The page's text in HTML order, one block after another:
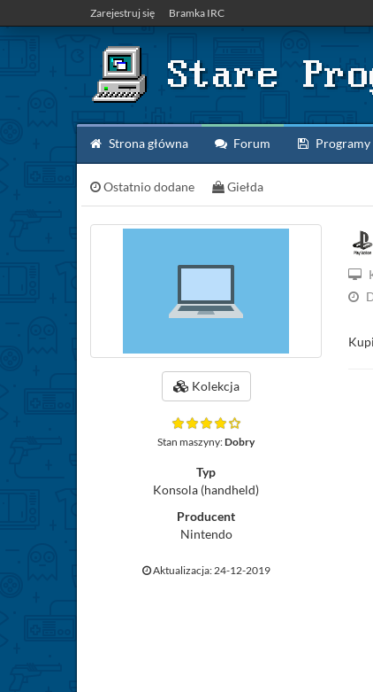
Zarejestruj się Bramka IRC
Strona główna Forum Programy
Ostatnio dodane Giełda
Kolekcja
Stan maszyny:Dobry
Typ
Konsola (handheld)
Producent
Nintendo
Aktualizacja: 24-12-2019